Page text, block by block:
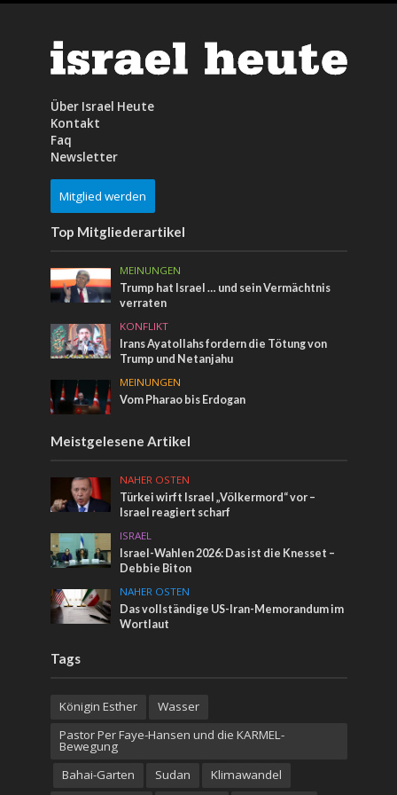
Über Israel Heute
Kontakt
Faq
Newsletter
Mitglied werden
Top Mitgliederartikel
MEINUNGEN
Trump hat Israel … und sein Vermächtnis
verraten
KONFLIKT
Irans Ayatollahs fordern die Tötung von
Trump und Netanjahu
MEINUNGEN
Vom Pharao bis Erdogan
Meistgelesene Artikel
NAHER OSTEN
Türkei wirft Israel „Völkermord“ vor –
Israel reagiert scharf
ISRAEL
Israel-Wahlen 2026: Das ist die Knesset –
Debbie Biton
NAHER OSTEN
Das vollständige US-Iran-Memorandum im
Wortlaut
Tags
Königin Esther
Wasser
Pastor Per Faye-Hansen und die KARMEL-
Bewegung
Bahai-Garten
Sudan
Klimawandel